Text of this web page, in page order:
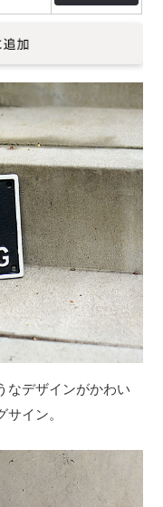
なデザインがかわい
イン。